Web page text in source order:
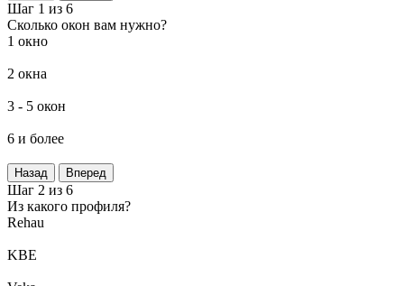
Шаг 1 из 6
Сколько окон вам нужно?
1 окно
2 окна
3 - 5 окон
6 и более
Назад Вперед
Шаг 2 из 6
Из какого профиля?
Rehau
KBE